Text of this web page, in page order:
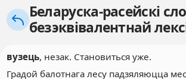
Беларуска-расейскі
безэквівалентнай
вузець, незак. Становиться уже.
Градой балотнага лесу падзяляюцца